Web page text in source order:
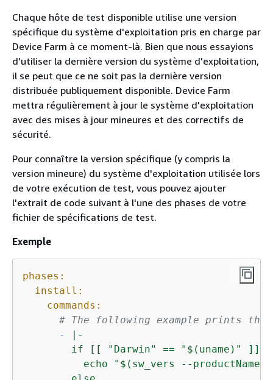
Chaque hôte de test disponible utilise une version
spécifique du système d'exploitation pris en charge par
Device Farm à ce moment-là. Bien que nous essayions
d'utiliser la dernière version du système d'exploitation,
il se peut que ce ne soit pas la dernière version
distribuée publiquement disponible. Device Farm
mettra régulièrement à jour le système d'exploitation
avec des mises à jour mineures et des correctifs de
sécurité.
Pour connaître la version spécifique (y compris la
version mineure) du système d'exploitation utilisée lors
de votre exécution de test, vous pouvez ajouter
l'extrait de code suivant à l'une des phases de votre
fichier de spécifications de test.
Exemple
phases:
install:
commands:
# The following example prints
-
|-
if [[ "Darwin" == "$(uname)" ]];
echo "$(sw_vers --